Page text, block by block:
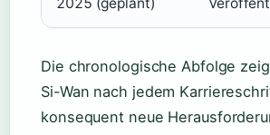
Die chronologische Abfolge
Si-Wan nach jedem
konsequent neue